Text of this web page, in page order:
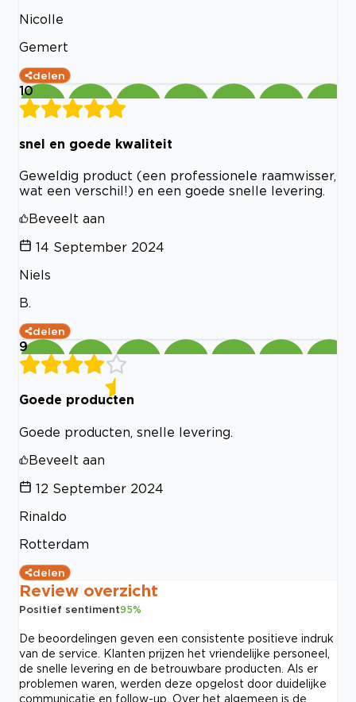
Nicolle
Gemert
delen
10
snel en goede kwaliteit
Geweldig product (een professionele raamwisser,
wat een verschil!) en een goede snelle levering.
Beveelt aan
14 September 2024
Niels
B.
delen
9
Goede producten
Goede producten, snelle levering.
Beveelt aan
12 September 2024
Rinaldo
Rotterdam
delen
Review overzicht
Positief sentiment95%
De beoordelingen geven een consistente positieve indruk
van de service. Klanten prijzen het vriendelijke personeel,
de snelle levering en de betrouwbare producten. Als er
problemen waren, werden deze opgelost door duidelijke
communicatie en follow-up. Over het algemeen is de